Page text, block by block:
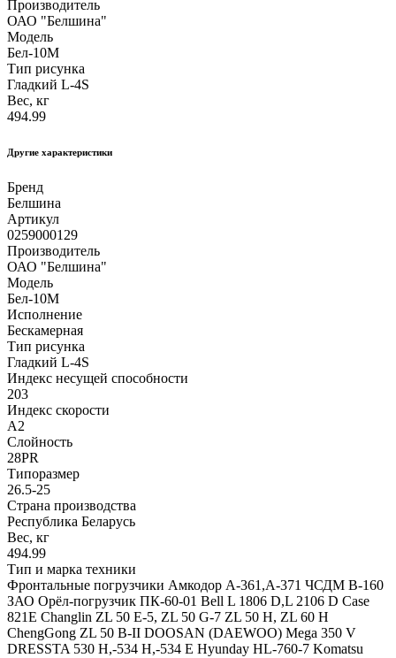
Производитель
ОАО "Белшина"
Модель
Бел-10М
Тип рисунка
Гладкий L-4S
Вес, кг
494.99
Другие xарактеристики
Бренд
Белшина
Артикул
0259000129
Производитель
ОАО "Белшина"
Модель
Бел-10М
Исполнение
Бескамерная
Тип рисунка
Гладкий L-4S
Индекс несущей способности
203
Индекс скорости
А2
Слойность
28PR
Типоразмер
26.5-25
Страна производства
Республика Беларусь
Вес, кг
494.99
Тип и марка техники
Фронтальные погрузчики Амкодор А-361,А-371 ЧСДМ В-160
ЗАО Орёл-погрузчик ПК-60-01 Bell L 1806 D,L 2106 D Case
821E Changlin ZL 50 E-5, ZL 50 G-7 ZL 50 H, ZL 60 H
ChengGong ZL 50 B-II DOOSAN (DAEWOO) Mega 350 V
DRESSTA 530 H,-534 H,-534 E Hyunday HL-760-7 Komatsu